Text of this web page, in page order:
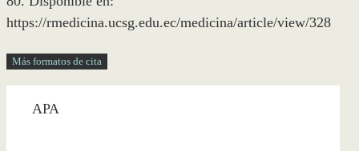
https://rmedicina.ucsg.edu.ec/medicina/article/view/328
Más formatos de cita
APA